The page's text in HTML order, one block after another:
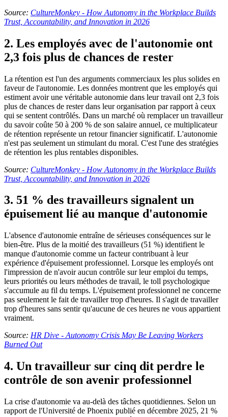
Source: CultureMonkey - How Autonomy in the Workplace Builds
Trust, Accountability, and Innovation in 2026
2. Les employés avec de l'autonomie ont
2,3 fois plus de chances de rester
La rétention est l'un des arguments commerciaux les plus solides en
faveur de l'autonomie. Les données montrent que les employés qui
estiment avoir une véritable autonomie dans leur travail ont 2,3 fois
plus de chances de rester dans leur organisation par rapport à ceux
qui se sentent contrôlés. Dans un marché où remplacer un travailleur
du savoir coûte 50 à 200 % de son salaire annuel, ce multiplicateur
de rétention représente un retour financier significatif. L'autonomie
n'est pas seulement un stimulant du moral. C'est l'une des stratégies
de rétention les plus rentables disponibles.
Source: CultureMonkey - How Autonomy in the Workplace Builds
Trust, Accountability, and Innovation in 2026
3. 51 % des travailleurs signalent un
épuisement lié au manque d'autonomie
L'absence d'autonomie entraîne de sérieuses conséquences sur le
bien-être. Plus de la moitié des travailleurs (51 %) identifient le
manque d'autonomie comme un facteur contribuant à leur
expérience d'épuisement professionnel. Lorsque les employés ont
l'impression de n'avoir aucun contrôle sur leur emploi du temps,
leurs priorités ou leurs méthodes de travail, le toll psychologique
s'accumule au fil du temps. L'épuisement professionnel ne concerne
pas seulement le fait de travailler trop d'heures. Il s'agit de travailler
trop d'heures sans sentir qu'aucune de ces heures ne vous appartient
vraiment.
Source: HR Dive - Autonomy Crisis May Be Leaving Workers
Burned Out
4. Un travailleur sur cinq dit perdre le
contrôle de son avenir professionnel
La crise d'autonomie va au-delà des tâches quotidiennes. Selon un
rapport de l'Université de Phoenix publié en décembre 2025, 21 %